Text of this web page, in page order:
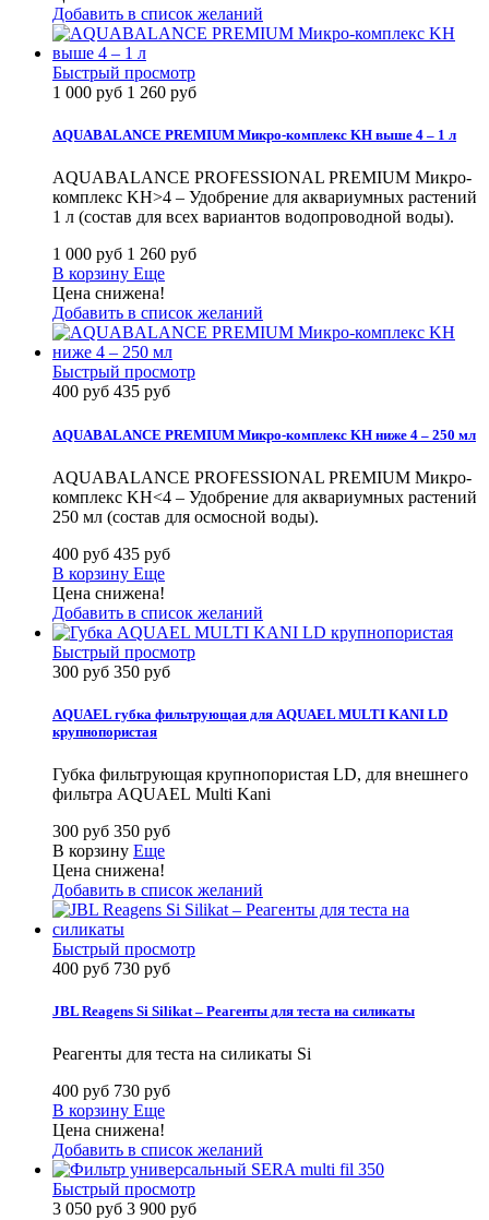
Добавить в список желаний
Быстрый просмотр
1 000 руб 1 260 руб
AQUABALANCE PREMIUM Микро-комплекс KH выше 4 – 1 л
AQUABALANCE PROFESSIONAL PREMIUM Микро-
комплекс KH>4 – Удобрение для аквариумных растений
1 л (состав для всех вариантов водопроводной воды).
1 000 руб 1 260 руб
В корзину Еще
Цена снижена!
Добавить в список желаний
Быстрый просмотр
400 руб 435 руб
AQUABALANCE PREMIUM Микро-комплекс KH ниже 4 – 250 мл
AQUABALANCE PROFESSIONAL PREMIUM Микро-
комплекс KH<4 – Удобрение для аквариумных растений
250 мл (состав для осмосной воды).
400 руб 435 руб
В корзину Еще
Цена снижена!
Добавить в список желаний
Быстрый просмотр
300 руб 350 руб
AQUAEL губка фильтрующая для AQUAEL MULTI KANI LD
крупнопористая
Губка фильтрующая крупнопористая LD, для внешнего
фильтра AQUAEL Multi Kani
300 руб 350 руб
В корзину Еще
Цена снижена!
Добавить в список желаний
Быстрый просмотр
400 руб 730 руб
JBL Reagens Si Silikat – Реагенты для теста на силикаты
Реагенты для теста на силикаты Si
400 руб 730 руб
В корзину Еще
Цена снижена!
Добавить в список желаний
Быстрый просмотр
3 050 руб 3 900 руб